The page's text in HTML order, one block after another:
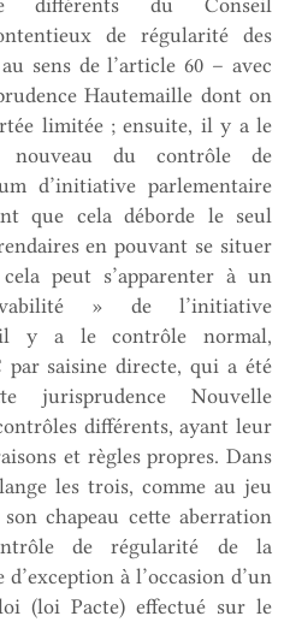
de régularité des
sens de l’article 60 – avec
Hautemaille dont on
limitée ; ensuite, il y a le
nouveau du contrôle de
d’initiative parlementaire
que cela déborde le seul
en pouvant se situer
peut s’apparenter à un
» de l’initiative
y a le contrôle normal,
par saisine directe, qui a été
jurisprudence Nouvelle
différents, ayant leur
et règles propres. Dans
les trois, comme au jeu
chapeau cette aberration
de régularité de la
à l’occasion d’un
(loi Pacte) effectué sur le